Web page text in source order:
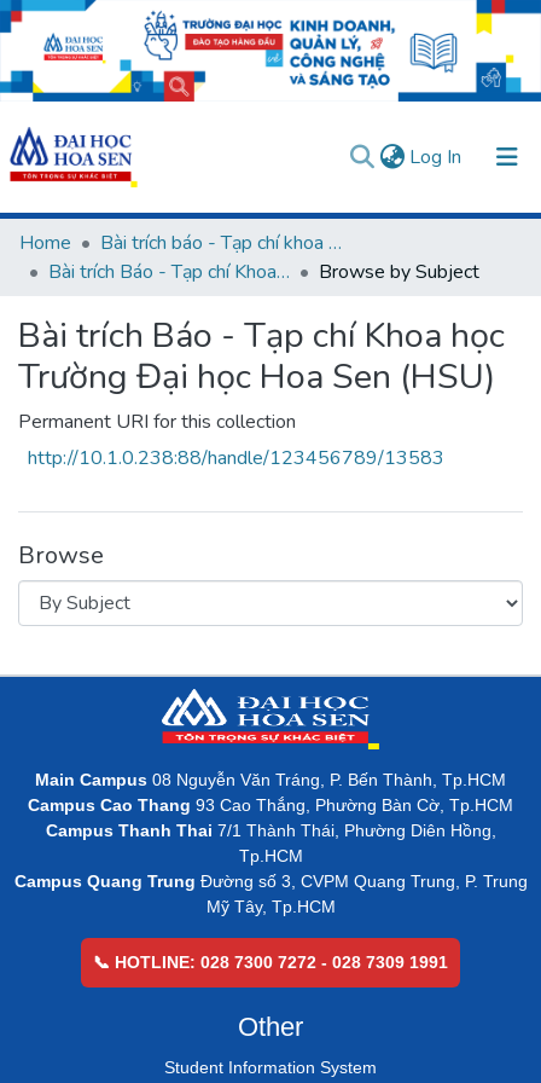
Log In (current)
Communities & Collections
All of DSpace
User guides
Usage rules
Verify account
Home
Bài trích báo - Tạp chí khoa học (Open Access)
Bài trích Báo - Tạp chí Khoa học Trường Đại học Hoa Sen (HSU)
Browse by Subject
Bài trích Báo - Tạp chí Khoa học
Trường Đại học Hoa Sen (HSU)
Permanent URI for this collection
http://10.1.0.238:88/handle/123456789/13583
Browse
Main Campus 08 Nguyễn Văn Tráng, P. Bến Thành, Tp.HCM
Campus Cao Thang 93 Cao Thắng, Phường Bàn Cờ, Tp.HCM
Campus Thanh Thai 7/1 Thành Thái, Phường Diên Hồng,
Tp.HCM
Campus Quang Trung Đường số 3, CVPM Quang Trung, P. Trung
Mỹ Tây, Tp.HCM
📞 HOTLINE: 028 7300 7272 - 028 7309 1991
Other
Student Information System